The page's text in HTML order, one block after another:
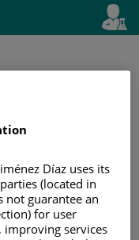
activo
es
Díaz uses its
(located in
not guarantee an
for user
improving services